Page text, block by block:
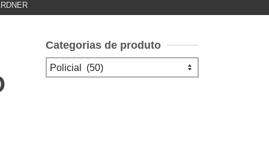
Categorias de produto